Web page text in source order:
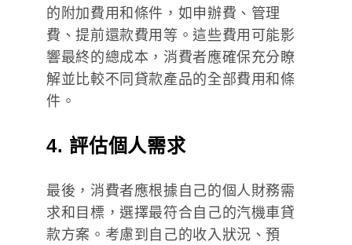
的附加費用和條件，如申辦費、管理
費、提前還款費用等。這些費用可能影
響最終的總成本，消費者應確保充分瞭
解並比較不同貸款產品的全部費用和條
件。
4. 評估個人需求
最後，消費者應根據自己的個人財務需
求和目標，選擇最符合自己的汽機車貸
款方案。考慮到自己的收入狀況、預